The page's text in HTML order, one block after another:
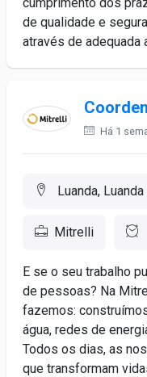
de qualidade e
através de adequada
Há 1
Luanda,
Mitrelli
E se o seu trabalho
de pessoas? Na
fazemos:
água, redes de
Todos os dias, as
que transformam